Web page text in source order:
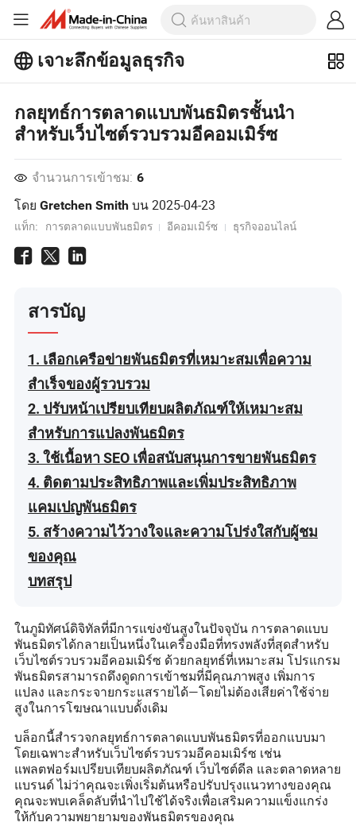
เจาะลึกข้อมูลธุรกิจ
กลยุทธ์การตลาดแบบพันธมิตรชั้นนำ
สำหรับเว็บไซต์รวบรวมอีคอมเมิร์ซ
จำนวนการเข้าชม: 6
โดยGretchen Smith บน2025-04-23
แท็ก: การตลาดแบบพันธมิตร อีคอมเมิร์ซ ธุรกิจออนไลน์
สารบัญ
1. เลือกเครือข่ายพันธมิตรที่เหมาะสมเพื่อความ
สำเร็จของผู้รวบรวม
2. ปรับหน้าเปรียบเทียบผลิตภัณฑ์ให้เหมาะสม
สำหรับการแปลงพันธมิตร
3. ใช้เนื้อหา SEO เพื่อสนับสนุนการขายพันธมิตร
4. ติดตามประสิทธิภาพและเพิ่มประสิทธิภาพ
แคมเปญพันธมิตร
5. สร้างความไว้วางใจและความโปร่งใสกับผู้ชม
ของคุณ
บทสรุป
ในภูมิทัศน์ดิจิทัลที่มีการแข่งขันสูงในปัจจุบัน การตลาดแบบ
พันธมิตรได้กลายเป็นหนึ่งในเครื่องมือที่ทรงพลังที่สุดสำหรับ
เว็บไซต์รวบรวมอีคอมเมิร์ซ ด้วยกลยุทธ์ที่เหมาะสม โปรแกรม
พันธมิตรสามารถดึงดูดการเข้าชมที่มีคุณภาพสูง เพิ่มการ
แปลง และกระจายกระแสรายได้—โดยไม่ต้องเสียค่าใช้จ่าย
สูงในการโฆษณาแบบดั้งเดิม
บล็อกนี้สำรวจกลยุทธ์การตลาดแบบพันธมิตรที่ออกแบบมา
โดยเฉพาะสำหรับเว็บไซต์รวบรวมอีคอมเมิร์ซ เช่น
แพลตฟอร์มเปรียบเทียบผลิตภัณฑ์ เว็บไซต์ดีล และตลาดหลาย
แบรนด์ ไม่ว่าคุณจะเพิ่งเริ่มต้นหรือปรับปรุงแนวทางของคุณ
คุณจะพบเคล็ดลับที่นำไปใช้ได้จริงเพื่อเสริมความแข็งแกร่ง
ให้กับความพยายามของพันธมิตรของคุณ